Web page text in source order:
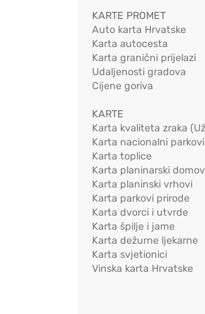
KARTE PROMET
Auto karta Hrvatske
Karta autocesta
Karta granični prijelazi
Udaljenosti gradova
Cijene goriva
KARTE
Karta kvaliteta zraka
Karta nacionalni parkovi
Karta toplice
Karta planinarski
Karta planinski vrhovi
Karta parkovi prirode
Karta dvorci i utvrde
Karta špilje i jame
Karta dežurne ljekarne
Karta svjetionici
Vinska karta Hrvatske